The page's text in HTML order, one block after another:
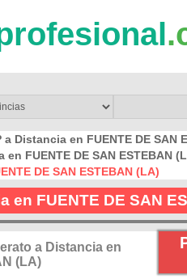
a Distancia en FUENTE DE SAN
FUENTE DE SAN ESTEBAN
DE SAN ESTEBAN (LA)
en FUENTE DE SAN
a Distancia en
(LA)